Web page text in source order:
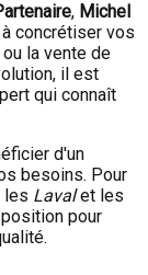
, Michel
concrétiser vos
la vente de
il est
qui connaît
d'un
besoins. Pour
les Lavalet les
pour